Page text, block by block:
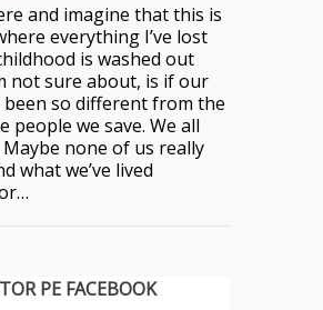
and imagine that this is
everything I’ve lost
is washed out
not sure about, is if our
been so different from the
people we save. We all
none of us really
what we’ve lived
PE FACEBOOK